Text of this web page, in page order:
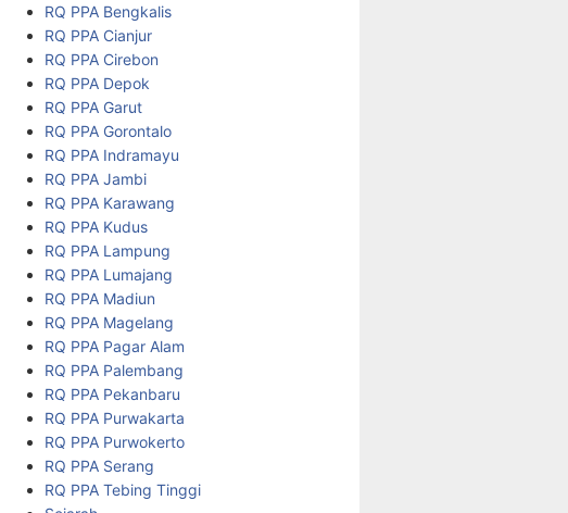
RQ PPA Bengkalis
RQ PPA Cianjur
RQ PPA Cirebon
RQ PPA Depok
RQ PPA Garut
RQ PPA Gorontalo
RQ PPA Indramayu
RQ PPA Jambi
RQ PPA Karawang
RQ PPA Kudus
RQ PPA Lampung
RQ PPA Lumajang
RQ PPA Madiun
RQ PPA Magelang
RQ PPA Pagar Alam
RQ PPA Palembang
RQ PPA Pekanbaru
RQ PPA Purwakarta
RQ PPA Purwokerto
RQ PPA Serang
RQ PPA Tebing Tinggi